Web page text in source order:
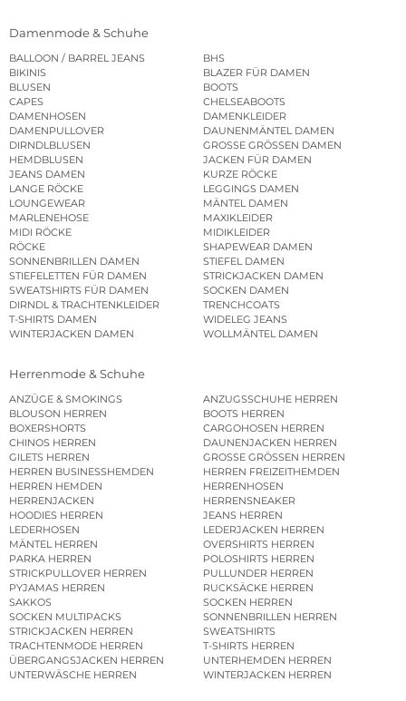
Damenmode & Schuhe
BALLOON / BARREL JEANS
BHS
BIKINIS
BLAZER FÜR DAMEN
BLUSEN
BOOTS
CAPES
CHELSEABOOTS
DAMENHOSEN
DAMENKLEIDER
DAMENPULLOVER
DAUNENMÄNTEL DAMEN
DIRNDLBLUSEN
GROSSE GRÖSSEN DAMEN
HEMDBLUSEN
JACKEN FÜR DAMEN
JEANS DAMEN
KURZE RÖCKE
LANGE RÖCKE
LEGGINGS DAMEN
LOUNGEWEAR
MÄNTEL DAMEN
MARLENEHOSE
MAXIKLEIDER
MIDI RÖCKE
MIDIKLEIDER
RÖCKE
SHAPEWEAR DAMEN
SONNENBRILLEN DAMEN
STIEFEL DAMEN
STIEFELETTEN FÜR DAMEN
STRICKJACKEN DAMEN
SWEATSHIRTS FÜR DAMEN
SOCKEN DAMEN
DIRNDL & TRACHTENKLEIDER
TRENCHCOATS
T-SHIRTS DAMEN
WIDELEG JEANS
WINTERJACKEN DAMEN
WOLLMÄNTEL DAMEN
Herrenmode & Schuhe
ANZÜGE & SMOKINGS
ANZUGSSCHUHE HERREN
BLOUSON HERREN
BOOTS HERREN
BOXERSHORTS
CARGOHOSEN HERREN
CHINOS HERREN
DAUNENJACKEN HERREN
GILETS HERREN
GROSSE GRÖSSEN HERREN
HERREN BUSINESSHEMDEN
HERREN FREIZEITHEMDEN
HERREN HEMDEN
HERRENHOSEN
HERRENJACKEN
HERRENSNEAKER
HOODIES HERREN
JEANS HERREN
LEDERHOSEN
LEDERJACKEN HERREN
MÄNTEL HERREN
OVERSHIRTS HERREN
PARKA HERREN
POLOSHIRTS HERREN
STRICKPULLOVER HERREN
PULLUNDER HERREN
PYJAMAS HERREN
RUCKSÄCKE HERREN
SAKKOS
SOCKEN HERREN
SOCKEN MULTIPACKS
SONNENBRILLEN HERREN
STRICKJACKEN HERREN
SWEATSHIRTS
TRACHTENMODE HERREN
T-SHIRTS HERREN
ÜBERGANGSJACKEN HERREN
UNTERHEMDEN HERREN
UNTERWÄSCHE HERREN
WINTERJACKEN HERREN